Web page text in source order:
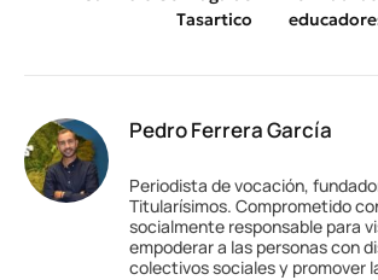
Tasartico
Pedro Ferrera García
Periodista de vocación,
Titularísimos. Comprometido
socialmente responsable para
empoderar a las personas con
colectivos sociales y promover